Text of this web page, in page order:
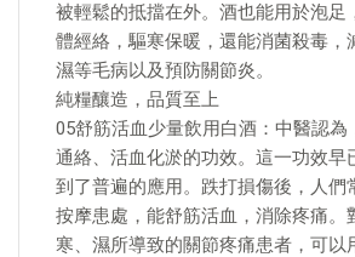
被輕鬆的抵擋在外。酒也能用於泡足
體經絡，驅寒保暖，還能消菌殺毒，
濕等毛病以及預防關節炎。
純糧釀造，品質至上
05舒筋活血少量飲用白酒：中醫認為
通絡、活血化淤的功效。這一功效早
到了普遍的應用。跌打損傷後，人們
按摩患處，能舒筋活血，消除疼痛。
寒、濕所導致的關節疼痛患者，可以